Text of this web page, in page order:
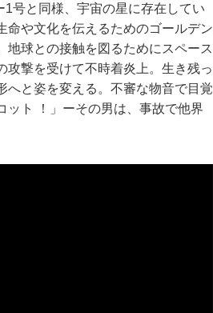
号と同様、宇宙の星に存在してい
命や文化を伝えるためのゴールデン
地球との接触を図るためにスペース
攻撃を受けて不時着炎上。生き残っ
へと姿を変える。不審な物音で目覚
ット ！」ーその男は、事故で他界